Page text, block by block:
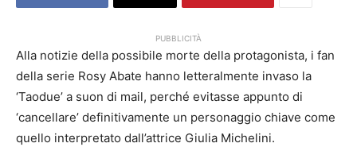
PUBBLICITÀ
Alla notizie della possibile morte della protagonista, i fan
della serie Rosy Abate hanno letteralmente invaso la
‘Taodue’ a suon di mail, perché evitasse appunto di
‘cancellare’ definitivamente un personaggio chiave come
quello interpretato dall’attrice Giulia Michelini.